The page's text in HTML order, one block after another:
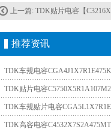
上一篇: TDK贴片电容【
推荐资讯
TDK车规电容
TDK贴片电容
TDK车规贴片电容
TDK高容电容